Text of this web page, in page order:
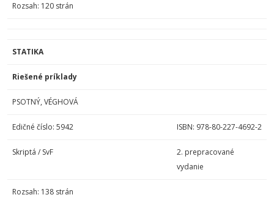
Rozsah: 120 strán
STATIKA
Riešené príklady
PSOTNÝ, VÉGHOVÁ
Edičné číslo: 5942 ISBN: 978-80-227-4692-2
Skriptá / SvF
2. prepracované
vydanie
Rozsah: 138 strán